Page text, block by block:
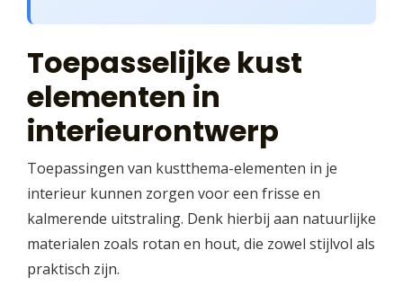
Toepasselijke kust
elementen in
interieurontwerp
Toepassingen van kustthema-elementen in je
interieur kunnen zorgen voor een frisse en
kalmerende uitstraling. Denk hierbij aan natuurlijke
materialen zoals rotan en hout, die zowel stijlvol als
praktisch zijn.